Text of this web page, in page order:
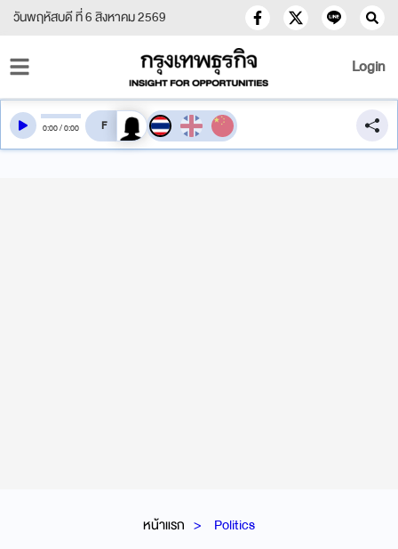
วันพฤหัสบดี ที่ 6 สิงหาคม 2569
Login
หน้าแรก Politics
0:00/0:00 สลับเสียงอ่าน